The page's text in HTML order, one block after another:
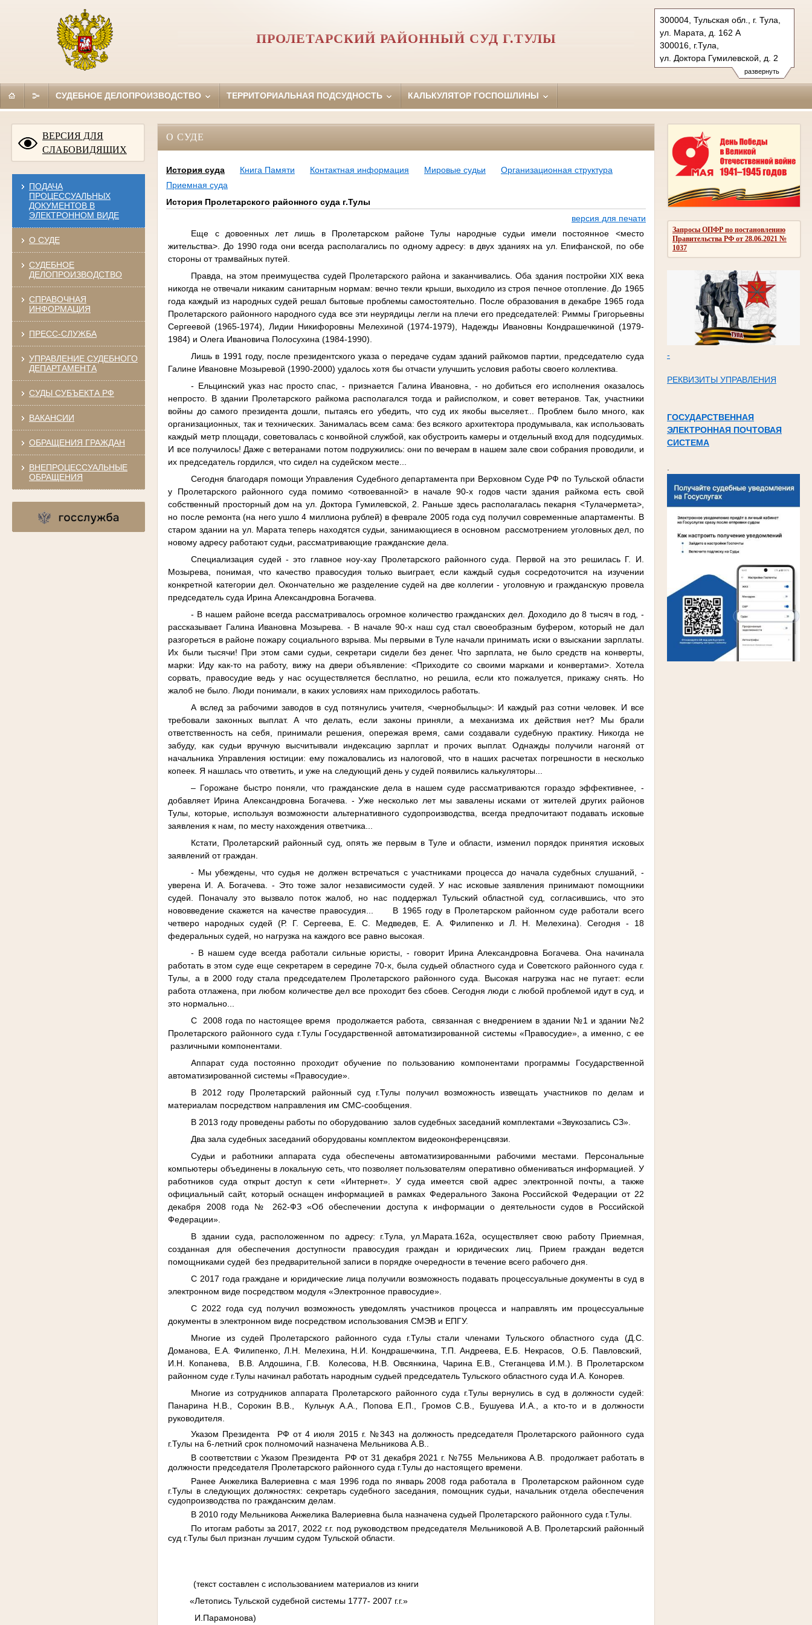
развернуть
300004, Тульская обл., г. Тула,
ул. Марата, д. 162 А
300016, г.Тула,
ул. Доктора Гумилевской, д. 2
Тел.: (4872) 41-02-89 ,
(4872) 40-68-23
ПРОЛЕТАРСКИЙ РАЙОННЫЙ СУД Г.ТУЛЫ
СУДЕБНОЕ ДЕЛОПРОИЗВОДСТВО ТЕРРИТОРИАЛЬНАЯ ПОДСУДНОСТЬ КАЛЬКУЛЯТОР ГОСПОШЛИНЫ
ВЕРСИЯ ДЛЯ
СЛАБОВИДЯЩИХ
ПОДАЧА
ПРОЦЕССУАЛЬНЫХ
ДОКУМЕНТОВ В
ЭЛЕКТРОННОМ ВИДЕ
О СУДЕ
СУДЕБНОЕ
ДЕЛОПРОИЗВОДСТВО
СПРАВОЧНАЯ
ИНФОРМАЦИЯ
ПРЕСС-СЛУЖБА
УПРАВЛЕНИЕ СУДЕБНОГО
ДЕПАРТАМЕНТА
СУДЫ СУБЪЕКТА РФ
ВАКАНСИИ
ОБРАЩЕНИЯ ГРАЖДАН
ВНЕПРОЦЕССУАЛЬНЫЕ
ОБРАЩЕНИЯ
Запросы ОПФР по постановлению
Правительства РФ от 28.06.2021 №
1037
-
РЕКВИЗИТЫ УПРАВЛЕНИЯ
ГОСУДАРСТВЕННАЯ
ЭЛЕКТРОННАЯ ПОЧТОВАЯ
СИСТЕМА
О СУДЕ
История суда Книга Памяти Контактная информация Мировые судьи
Организационная структура
Приемная суда
История Пролетарского районного суда г.Тулы
версия для печати
Еще с довоенных лет лишь в Пролетарском районе Тулы народные судьи имели постоянное <место
жительства>. До 1990 года они всегда располагались по одному адресу: в двух зданиях на ул. Епифанской, по обе
стороны от трамвайных путей.
Правда, на этом преимущества судей Пролетарского района и заканчивались. Оба здания постройки XIX века
никогда не отвечали никаким санитарным нормам: вечно текли крыши, выходило из строя печное отопление. До 1965
года каждый из народных судей решал бытовые проблемы самостоятельно. После образования в декабре 1965 года
Пролетарского районного народного суда все эти неурядицы легли на плечи его председателей: Риммы Григорьевны
Сергеевой (1965-1974), Лидии Никифоровны Мелехиной (1974-1979), Надежды Ивановны Кондрашечкиной (1979-
1984) и Олега Ивановича Полосухина (1984-1990).
Лишь в 1991 году, после президентского указа о передаче судам зданий райкомов партии, председателю суда
Галине Ивановне Мозыревой (1990-2000) удалось хотя бы отчасти улучшить условия работы своего коллектива.
- Ельцинский указ нас просто спас, - признается Галина Ивановна, - но добиться его исполнения оказалось
непросто. В здании Пролетарского райкома располагался тогда и райисполком, и совет ветеранов. Так, участники
войны до самого президента дошли, пытаясь его убедить, что суд их якобы выселяет... Проблем было много, как
организационных, так и технических. Занималась всем сама: без всякого архитектора продумывала, как использовать
каждый метр площади, советовалась с конвойной службой, как обустроить камеры и отдельный вход для подсудимых.
И все получилось! Даже с ветеранами потом подружились: они по вечерам в нашем зале свои собрания проводили, и
их председатель гордился, что сидел на судейском месте...
Сегодня благодаря помощи Управления Судебного департамента при Верховном Суде РФ по Тульской области
у Пролетарского районного суда помимо <отвоеванной> в начале 90-х годов части здания райкома есть свой
собственный просторный дом на ул. Доктора Гумилевской, 2. Раньше здесь располагалась пекарня <Тулачермета>,
но после ремонта (на него ушло 4 миллиона рублей) в феврале 2005 года суд получил современные апартаменты. В
старом здании на ул. Марата теперь находятся судьи, занимающиеся в основном
рассмотрением уголовных дел, по
новому адресу работают судьи, рассматривающие гражданские дела.
Специализация судей - это главное ноу-хау Пролетарского районного суда. Первой на это решилась Г. И.
Мозырева, понимая, что качество правосудия только выиграет, если каждый судья сосредоточится на изучении
конкретной категории дел. Окончательно же разделение судей на две коллегии - уголовную и гражданскую провела
председатель суда Ирина Александровна Богачева.
- В нашем районе всегда рассматривалось огромное количество гражданских дел. Доходило до 8 тысяч в год, -
рассказывает Галина Ивановна Мозырева. - В начале 90-х наш суд стал своеобразным буфером, который не дал
разгореться в районе пожару социального взрыва. Мы первыми в Туле начали принимать иски о взыскании зарплаты.
Их были тысячи! При этом сами судьи, секретари сидели без денег. Что зарплата, не было средств на конверты,
марки: Иду как-то на работу, вижу на двери объявление: <Приходите со своими марками и конвертами>. Хотела
сорвать, правосудие ведь у нас осуществляется бесплатно, но решила, если кто пожалуется, прикажу снять. Но
жалоб не было. Люди понимали, в каких условиях нам приходилось работать.
А вслед за рабочими заводов в суд потянулись учителя, <чернобыльцы>: И каждый раз сотни человек. И все
требовали законных выплат. А что делать, если законы приняли, а механизма их действия нет? Мы брали
ответственность на себя, принимали решения, опережая время, сами создавали судебную практику. Никогда не
забуду, как судьи вручную высчитывали индексацию зарплат и прочих выплат. Однажды получили нагоняй от
начальника Управления юстиции: ему пожаловались из налоговой, что в наших расчетах погрешности в несколько
копеек. Я нашлась что ответить, и уже на следующий день у судей появились калькуляторы...
– Горожане быстро поняли, что гражданские дела в нашем суде рассматриваются гораздо эффективнее, -
добавляет Ирина Александровна Богачева. - Уже несколько лет мы завалены исками от жителей других районов
Тулы, которые, используя возможности альтернативного судопроизводства, всегда предпочитают подавать исковые
заявления к нам, по месту нахождения ответчика...
Кстати, Пролетарский районный суд, опять же первым в Туле и области, изменил порядок принятия исковых
заявлений от граждан.
- Мы убеждены, что судья не должен встречаться с участниками процесса до начала судебных слушаний, -
уверена И. А. Богачева. - Это тоже залог независимости судей. У нас исковые заявления принимают помощники
судей. Поначалу это вызвало поток жалоб, но нас поддержал Тульский областной суд, согласившись, что это
нововведение скажется на качестве правосудия... В 1965 году в Пролетарском районном суде работали всего
четверо народных судей (Р. Г. Сергеева, Е. С. Медведев, Е. А. Филипенко и Л. Н. Мелехина). Сегодня - 18
федеральных судей, но нагрузка на каждого все равно высокая.
- В нашем суде всегда работали сильные юристы, - говорит Ирина Александровна Богачева. Она начинала
работать в этом суде еще секретарем в середине 70-х, была судьей областного суда и Советского районного суда г.
Тулы, а в 2000 году стала председателем Пролетарского районного суда. Высокая нагрузка нас не пугает: если
работа отлажена, при любом количестве дел все проходит без сбоев. Сегодня люди с любой проблемой идут в суд, и
это нормально...
С
2008 года по настоящее время
продолжается работа, связанная с внедрением в здании №1 и здании №2
Пролетарского районного суда г.Тулы Государственной автоматизированной системы «Правосудие», а именно, с ее
различными компонентами.
Аппарат суда постоянно проходит обучение по пользованию компонентами программы Государственной
автоматизированной системы «Правосудие».
В 2012 году Пролетарский районный суд г.Тулы получил возможность извещать участников по делам и
материалам посредством направления им СМС-сообщения.
В 2013 году проведены работы по оборудованию залов судебных заседаний комплектами «Звукозапись СЗ».
Два зала судебных заседаний оборудованы комплектом видеоконференцсвязи.
Судьи и работники аппарата суда обеспечены автоматизированными рабочими местами. Персональные
компьютеры объединены в локальную сеть, что позволяет пользователям оперативно обмениваться информацией. У
работников суда открыт доступ к сети «Интернет». У суда имеется свой адрес электронной почты, а также
официальный сайт, который оснащен информацией в рамках Федерального Закона Российской Федерации от 22
декабря 2008 года № 262-ФЗ «Об обеспечении доступа к информации о деятельности судов в Российской
Федерации».
В здании суда, расположенном по адресу: г.Тула, ул.Марата.162а, осуществляет свою работу Приемная,
созданная для обеспечения доступности правосудия граждан и юридических лиц. Прием граждан ведется
помощниками судей без предварительной записи в порядке очередности в течение всего рабочего дня.
С 2017 года граждане и юридические лица получили возможность подавать процессуальные документы в суд в
электронном виде посредством модуля «Электронное правосудие».
С 2022 года суд получил возможность уведомлять участников процесса и направлять им процессуальные
документы в электронном виде посредством использования СМЭВ и ЕПГУ.
Многие из судей Пролетарского районного суда г.Тулы стали членами Тульского областного суда (Д.С.
Доманова, Е.А. Филипенко, Л.Н. Мелехина, Н.И. Кондрашечкина, Т.П. Андреева, Е.Б. Некрасов,
О.Б. Павловский,
И.Н. Копанева,
В.В. Алдошина, Г.В.
Колесова, Н.В. Овсянкина, Чарина Е.В., Стеганцева И.М.). В Пролетарском
районном суде г.Тулы начинал работать народным судьей председатель Тульского областного суда И.А. Конорев.
Многие из сотрудников аппарата Пролетарского районного суда г.Тулы вернулись в суд в должности судей:
Панарина Н.В., Сорокин В.В.,
Кульчук А.А., Попова Е.П., Громов С.В., Бушуева И.А., а кто-то и в должности
руководителя.
Указом Президента РФ от 4 июля 2015 г. №343 на должность председателя Пролетарского районного суда
г.Тулы на 6-летний срок полномочий назначена Мельникова А.В..
В соответствии с Указом Президента РФ от 31 декабря 2021 г. №755 Мельникова А.В. продолжает работать в
должности председателя Пролетарского районного суда г.Тулы до настоящего времени.
Ранее Анжелика Валериевна с мая 1996 года по январь 2008 года работала в Пролетарском районном суде
г.Тулы в следующих должностях: секретарь судебного заседания, помощник судьи, начальник отдела обеспечения
судопроизводства по гражданским делам.
В 2010 году Мельникова Анжелика Валериевна была назначена судьей Пролетарского районного суда г.Тулы.
По итогам работы за 2017, 2022 г.г. под руководством председателя Мельниковой А.В. Пролетарский районный
суд г.Тулы был признан лучшим судом Тульской области.
(текст составлен с использованием материалов из книги
«Летопись Тульской судебной системы 1777- 2007 г.г.»
И.Парамонова)